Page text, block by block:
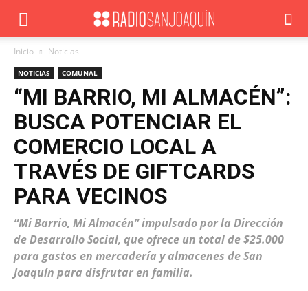
Inicio Noticias
NOTICIAS COMUNAL
“MI BARRIO, MI ALMACÉN”:
BUSCA POTENCIAR EL
COMERCIO LOCAL A
TRAVÉS DE GIFTCARDS
PARA VECINOS
“Mi Barrio, Mi Almacén” impulsado por la Dirección
de Desarrollo Social, que ofrece un total de $25.000
para gastos en mercadería y almacenes de San
Joaquín para disfrutar en familia.